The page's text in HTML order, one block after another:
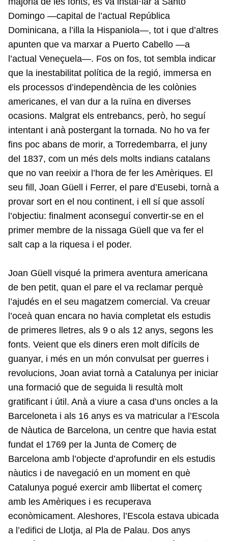
Domingo —capital de l’actual República
Dominicana, a l’illa la Hispaniola—, tot i que d’altres
apunten que va marxar a Puerto Cabello —a
l’actual Veneçuela—. Fos on fos, tot sembla indicar
que la inestabilitat política de la regió, immersa en
els processos d’independència de les colònies
americanes, el van dur a la ruïna en diverses
ocasions. Malgrat els entrebancs, però, ho seguí
intentant i anà postergant la tornada. No ho va fer
fins poc abans de morir, a Torredembarra, el juny
del 1837, com un més dels molts indians catalans
que no van reeixir a l’hora de fer les Amèriques. El
seu fill, Joan Güell i Ferrer, el pare d’Eusebi, tornà a
provar sort en el nou continent, i ell sí que assolí
l’objectiu: finalment aconseguí convertir-se en el
primer membre de la nissaga Güell que va fer el
salt cap a la riquesa i el poder.
Joan Güell visqué la primera aventura americana
de ben petit, quan el pare el va reclamar perquè
l’ajudés en el seu magatzem comercial. Va creuar
l’oceà quan encara no havia completat els estudis
de primeres lletres, als 9 o als 12 anys, segons les
fonts. Veient que els diners eren molt difícils de
guanyar, i més en un món convulsat per guerres i
revolucions, Joan aviat tornà a Catalunya per iniciar
una formació que de seguida li resultà molt
gratificant i útil. Anà a viure a casa d’uns oncles a la
Barceloneta i als 16 anys es va matricular a l’Escola
de Nàutica de Barcelona, un centre que havia estat
fundat el 1769 per la Junta de Comerç de
Barcelona amb l’objecte d’aprofundir en els estudis
nàutics i de navegació en un moment en què
Catalunya pogué exercir amb llibertat el comerç
amb les Amèriques i es recuperava
econòmicament. Aleshores, l’Escola estava ubicada
a l’edifici de Llotja, al Pla de Palau. Dos anys